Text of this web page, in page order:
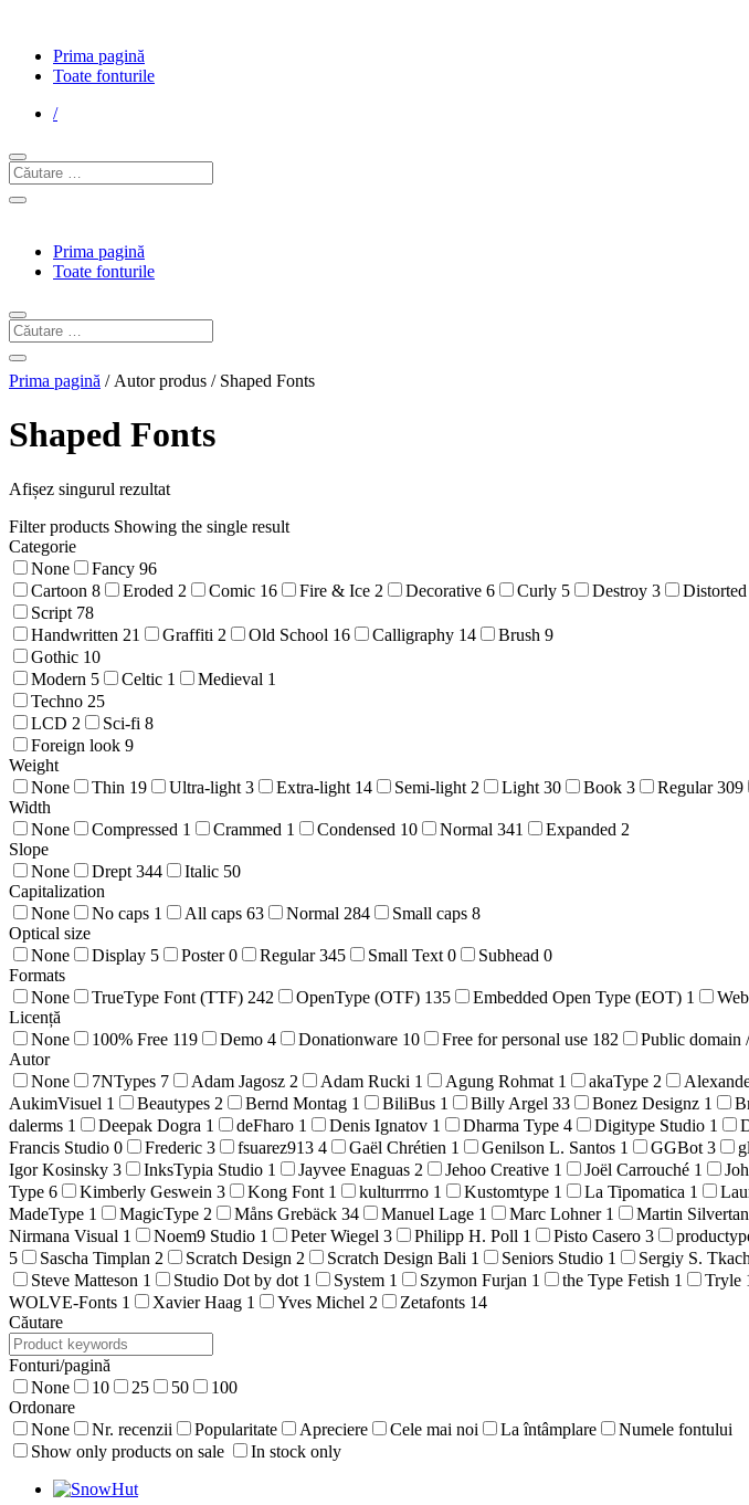
Prima pagină
Toate fonturile
/
Prima pagină
Toate fonturile
Prima pagină / Autor produs / Shaped Fonts
Shaped Fonts
Afișez singurul rezultat
Filter products Showing the single result
Categorie
None
Fancy 96
Cartoon 8 Eroded 2 Comic 16 Fire & Ice 2 Decorative 6 Curly 5 Destroy 3 Distorted
Script 78
Handwritten 21 Graffiti 2 Old School 16 Calligraphy 14 Brush 9
Gothic 10
Modern 5 Celtic 1 Medieval 1
Techno 25
LCD 2 Sci-fi 8
Foreign look 9
Weight
None
Thin 19 Ultra-light 3 Extra-light 14 Semi-light 2 Light 30 Book 3 Regular 309
Width
None
Compressed 1 Crammed 1 Condensed 10 Normal 341 Expanded 2
Slope
None
Drept 344 Italic 50
Capitalization
None
No caps 1 All caps 63 Normal 284 Small caps 8
Optical size
None
Display 5 Poster 0 Regular 345 Small Text 0 Subhead 0
Formats
None
TrueType Font (TTF) 242 OpenType (OTF) 135 Embedded Open Type (EOT) 1
Licență
None
100% Free 119 Demo 4 Donationware 10 Free for personal use 182 Public domain
Autor
None
7NTypes 7 Adam Jagosz 2 Adam Rucki 1 Agung Rohmat 1 akaType 2
AukimVisuel 1 Beautypes 2 Bernd Montag 1 BiliBus 1 Billy Argel 33 Bonez Designz 1
dalerms 1 Deepak Dogra 1 deFharo 1 Denis Ignatov 1 Dharma Type 4 Digitype Studio 1
Francis Studio 0 Frederic 3 fsuarez913 4 Gaël Chrétien 1 Genilson L. Santos 1 GGBot 3
Igor Kosinsky 3 InksTypia Studio 1 Jayvee Enaguas 2 Jehoo Creative 1 Joël Carrouché 1
Type 6 Kimberly Geswein 3 Kong Font 1 kulturrrno 1 Kustomtype 1 La Tipomatica 1
MadeType 1 MagicType 2 Måns Grebäck 34 Manuel Lage 1 Marc Lohner 1 Martin
Nirmana Visual 1 Noem9 Studio 1 Peter Wiegel 3 Philipp H. Poll 1 Pisto Casero 3
5
Sascha Timplan 2 Scratch Design 2 Scratch Design Bali 1 Seniors Studio 1 Sergiy S.
Steve Matteson 1 Studio Dot by dot 1 System 1 Szymon Furjan 1 the Type Fetish 1 Tryle
WOLVE-Fonts 1 Xavier Haag 1 Yves Michel 2 Zetafonts 14
Căutare
Fonturi/pagină
None
10 25 50
100
Ordonare
None
Nr. recenzii Popularitate Apreciere Cele mai noi La întâmplare
Numele fontului
Show only products on sale
In stock only